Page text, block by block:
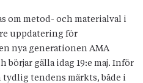
om metod- och materialval i
uppdatering för
nya generationen AMA
börjar gälla idag 19:e maj. Inför
tendens märkts, både i